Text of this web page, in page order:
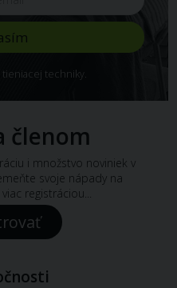
tieniacej techniky.
členom
i množstvo noviniek v
svoje nápady na
registráciou...